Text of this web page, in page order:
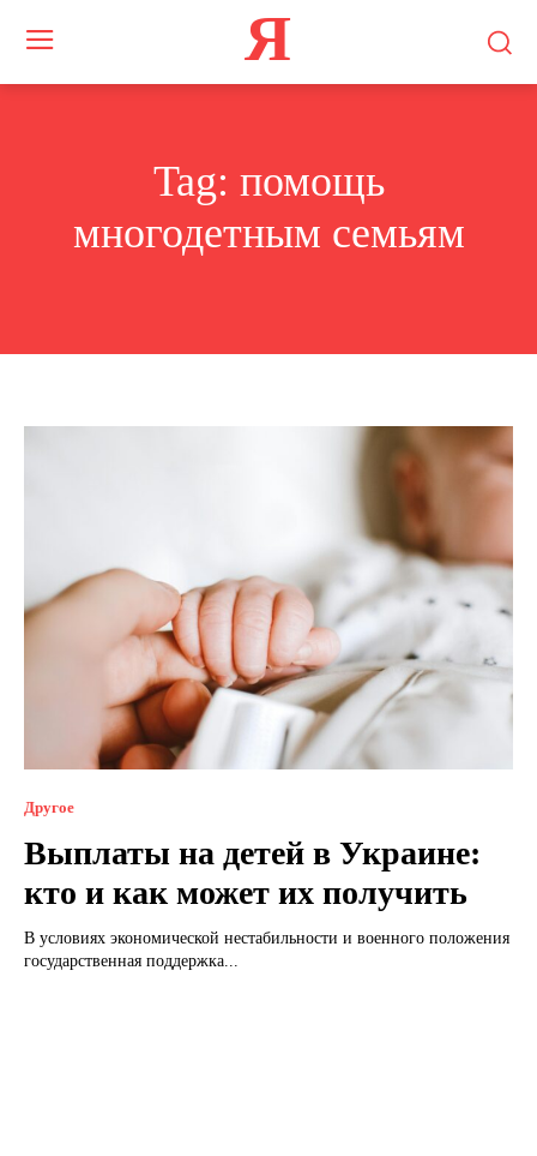
Я
Tag: помощь
многодетным семьям
Другое
Выплаты на детей в Украине:
кто и как может их получить
В условиях экономической нестабильности и военного положения
государственная поддержка...